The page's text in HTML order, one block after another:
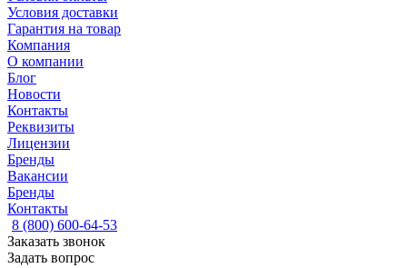
Условия доставки
Гарантия на товар
Компания
О компании
Блог
Новости
Контакты
Реквизиты
Лицензии
Бренды
Вакансии
Бренды
Контакты
8 (800) 600-64-53
Заказать звонок
Задать вопрос